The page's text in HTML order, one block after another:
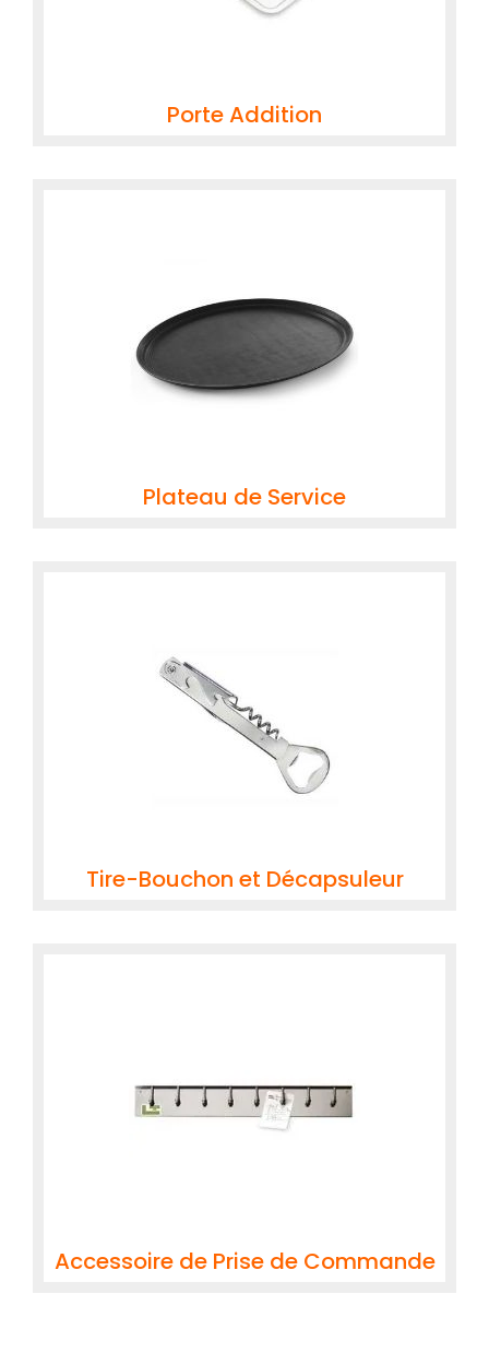
Porte Addition
Plateau de Service
Tire-Bouchon et Décapsuleur
Accessoire de Prise de Commande